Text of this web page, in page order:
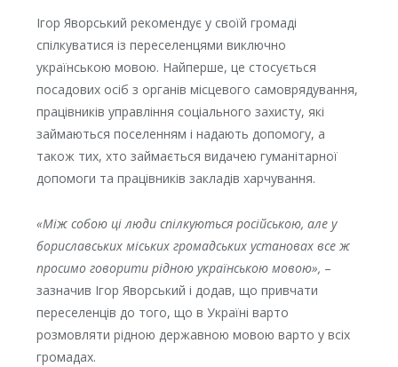
Ігор Яворський рекомендує у своїй громаді
спілкуватися із переселенцями виключно
українською мовою. Найперше, це стосується
посадових осіб з органів місцевого самоврядування,
працівників управління соціального захисту, які
займаються поселенням і надають допомогу, а
також тих, хто займається видачею гуманітарної
допомоги та працівників закладів харчування.
«Між собою ці люди спілкуються російською, але у
бориславських міських громадських установах все ж
просимо говорити рідною українською мовою», –
зазначив Ігор Яворський і додав, що привчати
переселенців до того, що в Україні варто
розмовляти рідною державною мовою варто у всіх
громадах.